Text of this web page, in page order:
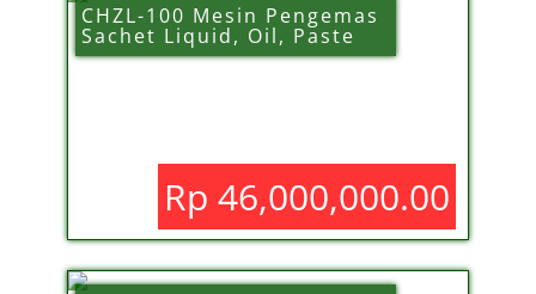
CHZL-100 Mesin Pengemas
Sachet Liquid, Oil, Paste
Rp 46,000,000.00